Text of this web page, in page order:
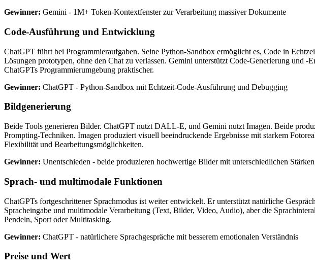
Gewinner: Gemini - 1M+ Token-Kontextfenster zur Verarbeitung massiver Dokumente
Code-Ausführung und Entwicklung
ChatGPT führt bei Programmieraufgaben. Seine Python-Sandbox ermöglicht es, Code in
Lösungen prototypen, ohne den Chat zu verlassen. Gemini unterstützt Code-Generierung und
ChatGPTs Programmierumgebung praktischer.
Gewinner: ChatGPT - Python-Sandbox mit Echtzeit-Code-Ausführung und Debugging
Bildgenerierung
Beide Tools generieren Bilder. ChatGPT nutzt DALL-E, und Gemini nutzt Imagen. Beide
Prompting-Techniken. Imagen produziert visuell beeindruckende Ergebnisse mit starkem
Flexibilität und Bearbeitungsmöglichkeiten.
Gewinner: Unentschieden - beide produzieren hochwertige Bilder mit unterschiedlichen Stärken
Sprach- und multimodale Funktionen
ChatGPTs fortgeschrittener Sprachmodus ist weiter entwickelt. Er unterstützt natürliche
Spracheingabe und multimodale Verarbeitung (Text, Bilder, Video, Audio), aber die
Pendeln, Sport oder Multitasking.
Gewinner: ChatGPT - natürlichere Sprachgespräche mit besserem emotionalen Verständnis
Preise und Wert